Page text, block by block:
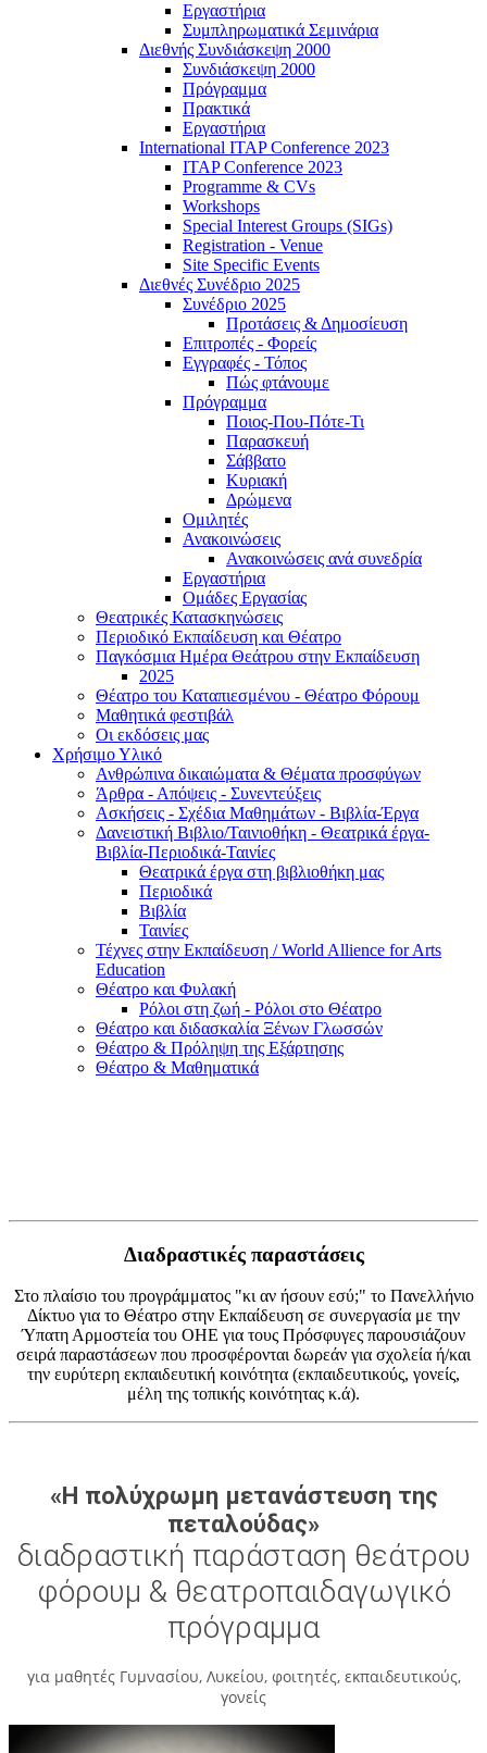
Εργαστήρια
Συμπληρωματικά Σεμινάρια
Διεθνής Συνδιάσκεψη 2000
Συνδιάσκεψη 2000
Πρόγραμμα
Πρακτικά
Εργαστήρια
International ITAP Conference 2023
ITAP Conference 2023
Programme & CVs
Workshops
Special Interest Groups (SIGs)
Registration - Venue
Site Specific Events
Διεθνές Συνέδριο 2025
Συνέδριο 2025
Προτάσεις & Δημοσίευση
Επιτροπές - Φορείς
Εγγραφές - Τόπος
Πώς φτάνουμε
Πρόγραμμα
Ποιος-Που-Πότε-Τι
Παρασκευή
Σάββατο
Κυριακή
Δρώμενα
Ομιλητές
Ανακοινώσεις
Ανακοινώσεις ανά συνεδρία
Εργαστήρια
Ομάδες Εργασίας
Θεατρικές Κατασκηνώσεις
Περιοδικό Εκπαίδευση και Θέατρο
Παγκόσμια Ημέρα Θεάτρου στην Εκπαίδευση
2025
Θέατρο του Καταπιεσμένου - Θέατρο Φόρουμ
Μαθητικά φεστιβάλ
Οι εκδόσεις μας
Χρήσιμο Υλικό
Ανθρώπινα δικαιώματα & Θέματα προσφύγων
Άρθρα - Απόψεις - Συνεντεύξεις
Ασκήσεις - Σχέδια Μαθημάτων - Βιβλία-Έργα
Δανειστική Βιβλιο/Ταινιοθήκη - Θεατρικά έργα-
Βιβλία-Περιοδικά-Ταινίες
Θεατρικά έργα στη βιβλιοθήκη μας
Περιοδικά
Βιβλία
Ταινίες
Τέχνες στην Εκπαίδευση / World Allience for Arts
Education
Θέατρο και Φυλακή
Ρόλοι στη ζωή - Ρόλοι στο Θέατρο
Θέατρο και διδασκαλία Ξένων Γλωσσών
Θέατρο & Πρόληψη της Εξάρτησης
Θέατρο & Μαθηματικά
Διαδραστικές παραστάσεις
Στο πλαίσιο του προγράμματος "κι αν ήσουν εσύ;" το Πανελλήνιο
Δίκτυο για το Θέατρο στην Εκπαίδευση σε συνεργασία με την
Ύπατη Αρμοστεία του ΟΗΕ για τους Πρόσφυγες παρουσιάζουν
σειρά παραστάσεων που προσφέρονται δωρεάν για σχολεία ή/και
την ευρύτερη εκπαιδευτική κοινότητα (εκπαιδευτικούς, γονείς,
μέλη της τοπικής κοινότητας κ.ά).​
«Η πολύχρωμη μετανάστευση της
πεταλούδας»
διαδραστική παράσταση θεάτρου
φόρουμ & θεατροπαιδαγωγικό
πρόγραμμα
για μαθητές Γυμνασίου, Λυκείου, φοιτητές, εκπαιδευτικούς,
γονείς